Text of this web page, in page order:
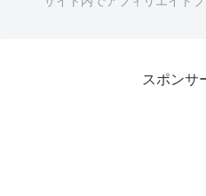
スポンサ